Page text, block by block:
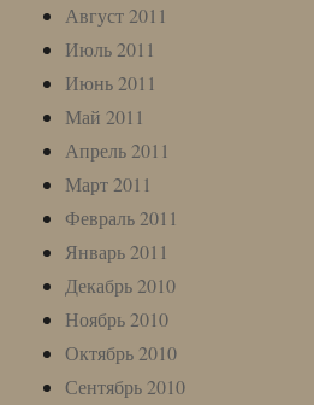
Август 2011
Июль 2011
Июнь 2011
Май 2011
Апрель 2011
Март 2011
Февраль 2011
Январь 2011
Декабрь 2010
Ноябрь 2010
Октябрь 2010
Сентябрь 2010